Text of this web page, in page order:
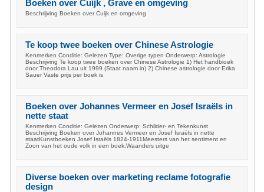
Boeken over Cuijk , Grave en omgeving
Beschrijving Boeken over Cuijk en omgeving
Te koop twee boeken over Chinese Astrologie
Kenmerken Conditie: Gelezen Type: Overige typen Onderwerp: Astrologie
Beschrijving Te koop twee boeken over Chinese Astrologie 1) Het handbioek
door Theodora Lau uit 1999 (Staat naam in) 2) Chinese astrologie door Erika
Sauer Vaste prijs per boek is
Boeken over Johannes Vermeer en Josef Israëls in
nette staat
Kenmerken Conditie: Gelezen Onderwerp: Schilder- en Tekenkunst
Beschrijving Boeken over Johannes Vermeer en Josef Israëls in nette
staatKunstboeken Josef Israëls 1824-1911Meesters van het sentiment en
Zoon van het oude volk in een boek.Waanders uitge
Diverse boeken over marketing reclame fotografie
design